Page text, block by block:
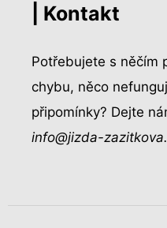
| Kontakt
Potřebujete s něčím
chybu, něco
připomínky? Dejte
info@jizda-